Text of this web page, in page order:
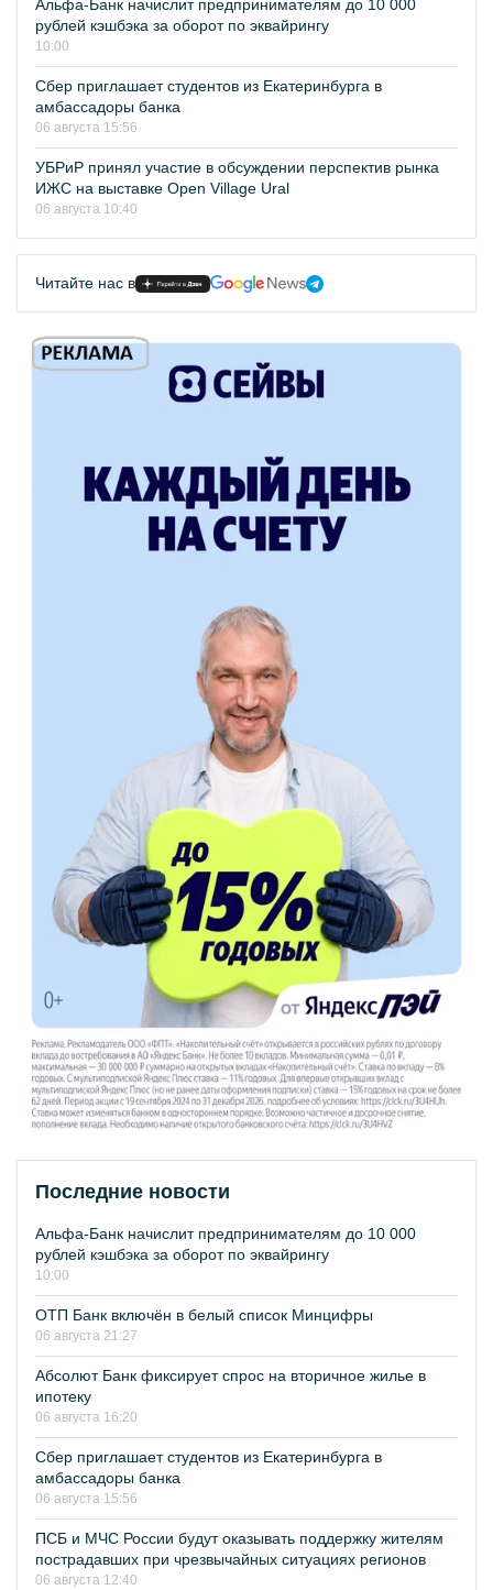
Альфа-Банк начислит предпринимателям до 10 000
рублей кэшбэка за оборот по эквайрингу
10:00
Сбер приглашает студентов из Екатеринбурга в
амбассадоры банка
06 августа 15:56
УБРиР принял участие в обсуждении перспектив рынка
ИЖС на выставке Open Village Ural
06 августа 10:40
Читайте нас в
Последние новости
Альфа-Банк начислит предпринимателям до 10 000
рублей кэшбэка за оборот по эквайрингу
10:00
ОТП Банк включён в белый список Минцифры
06 августа 21:27
Абсолют Банк фиксирует спрос на вторичное жилье в
ипотеку
06 августа 16:20
Сбер приглашает студентов из Екатеринбурга в
амбассадоры банка
06 августа 15:56
ПСБ и МЧС России будут оказывать поддержку жителям
пострадавших при чрезвычайных ситуациях регионов
06 августа 12:40